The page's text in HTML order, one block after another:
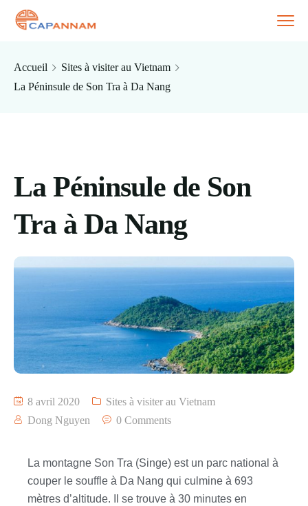
Accueil
Sites à visiter au Vietnam
La Péninsule de Son Tra à Da Nang
La Péninsule de Son
Tra à Da Nang
8 avril 2020
Sites à visiter au Vietnam
Dong Nguyen
0 Comments
La montagne Son Tra (Singe) est un parc national à
couper le souffle à Da Nang qui culmine à 693
mètres d’altitude. Il se trouve à 30 minutes en